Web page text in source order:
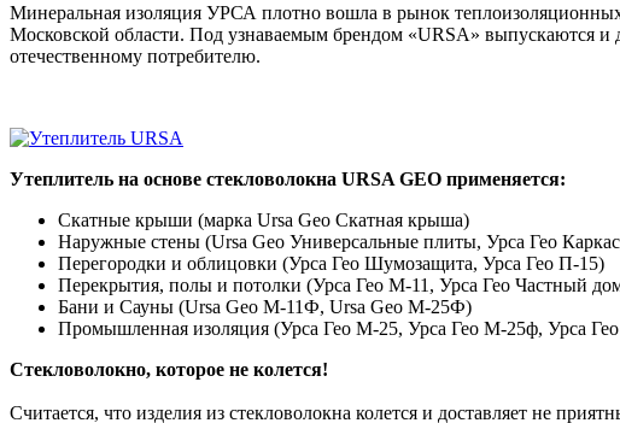
Минеральная изоляция УРСА плотно вошла в рынок теплоизоляционных
Московской области. Под узнаваемым брендом «URSA» выпускаются
отечественному потребителю.
Утеплитель на основе стекловолокна URSA GEO применяется:
Скатные крыши (марка Ursa Geo Скатная крыша)
Наружные стены (Ursa Geo Универсальные плиты, Урса Гео
Перегородки и облицовки (Урса Гео Шумозащита, Урса Гео П-15)
Перекрытия, полы и потолки (Урса Гео М-11, Урса Гео Частный
Бани и Сауны (Ursa Geo М-11Ф, Ursa Geo М-25Ф)
Промышленная изоляция (Урса Гео М-25, Урса Гео М-25ф, Урса
Стекловолокно, которое не колется!
Считается, что изделия из стекловолокна колется и доставляет не